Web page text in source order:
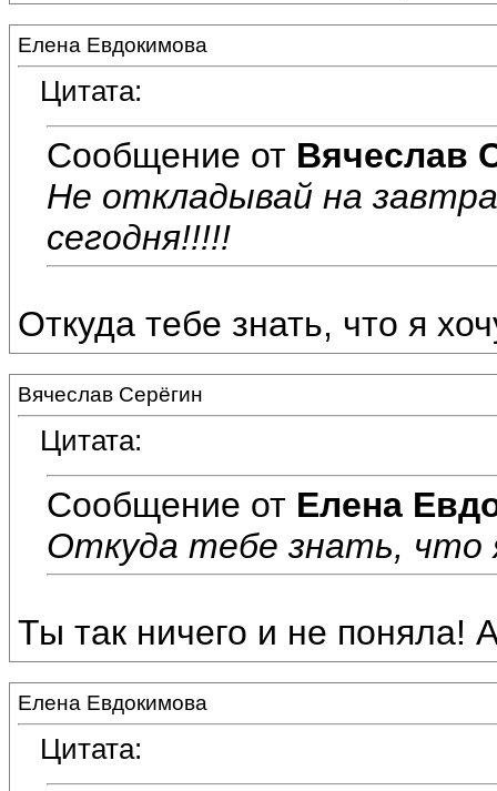
Елена Евдокимова
Цитата:
Сообщение от Вячеслав
Не откладывай на
сегодня!!!!!
Откуда тебе знать, что я
Вячеслав Серёгин
Цитата:
Сообщение от Елена
Откуда тебе знать, что
Ты так ничего и не поняла!
Елена Евдокимова
Цитата: